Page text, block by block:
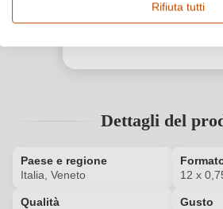
Dettagli del
Paese e regione
Italia, Veneto
12 x
Qualità
Gusto
Rifiuta tutti